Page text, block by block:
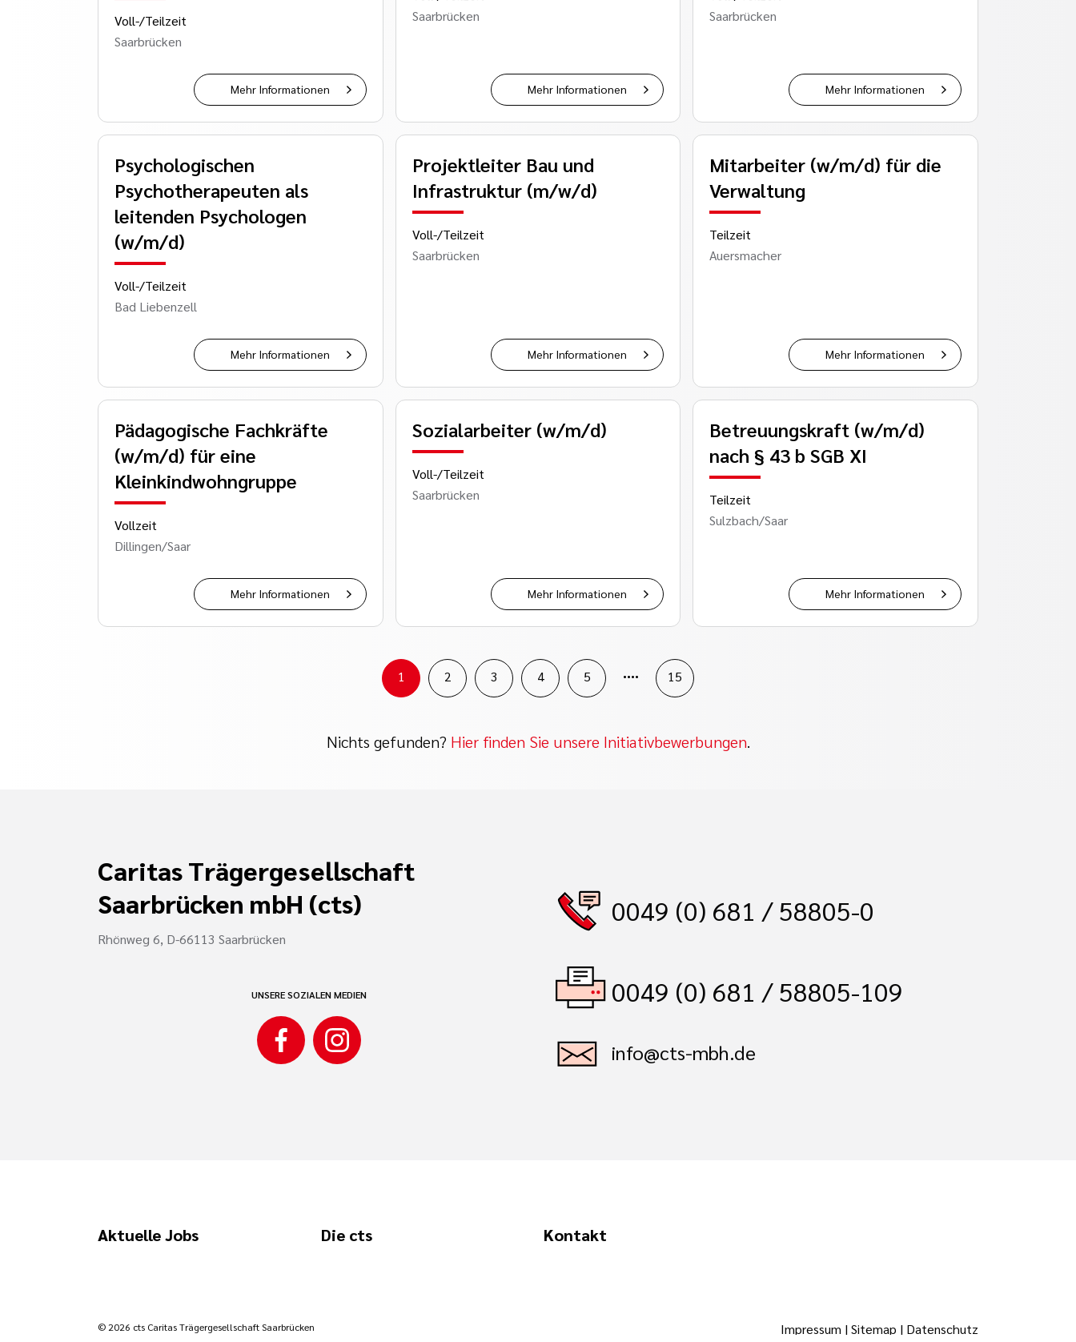
Voll-/Teilzeit
Saarbrücken
Mehr Informationen
Saarbrücken
Mehr Informationen
Saarbrücken
Mehr Informationen
Psychologischen
Psychotherapeuten als
leitenden Psychologen
(w/m/d)
Voll-/Teilzeit
Bad Liebenzell
Mehr Informationen
Projektleiter Bau und
Infrastruktur (m/w/d)
Voll-/Teilzeit
Saarbrücken
Mehr Informationen
Mitarbeiter (w/m/d) für die
Verwaltung
Teilzeit
Auersmacher
Mehr Informationen
Pädagogische Fachkräfte
(w/m/d) für eine
Kleinkindwohngruppe
Vollzeit
Dillingen/Saar
Mehr Informationen
Sozialarbeiter (w/m/d)
Voll-/Teilzeit
Saarbrücken
Mehr Informationen
Betreuungskraft (w/m/d)
nach § 43 b SGB XI
Teilzeit
Sulzbach/Saar
Mehr Informationen
1 2 3 4 5 .... 15
Nichts gefunden? Hier finden Sie unsere Initiativbewerbungen.
Caritas Trägergesellschaft
Saarbrücken mbH (cts)
Rhönweg 6, D-66113 Saarbrücken
UNSERE SOZIALEN MEDIEN
0049 (0) 681 / 58805-0
0049 (0) 681 / 58805-109
info@cts-mbh.de
Aktuelle Jobs Die cts Kontakt
© 2026 cts Caritas Trägergesellschaft Saarbrücken Impressum |Sitemap | Datenschutz